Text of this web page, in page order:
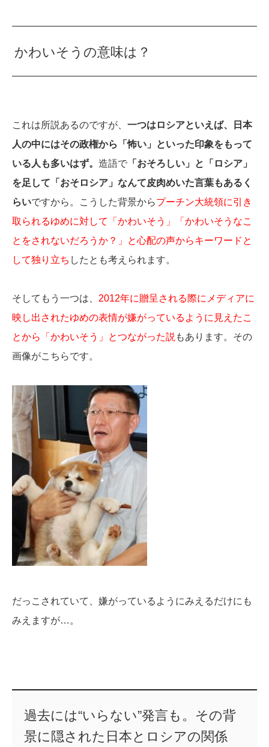
かわいそうの意味は？
これは所説あるのですが、 一つはロシアといえば、日本
人の中にはその政権から「怖い」といった印象をもって
いる人も多いはず。 造語で 「おそろしい」と「ロシア」
を足して「おそロシア」なんて皮肉めいた言葉もあるく
らいですから。こうした背景からプーチン大統領に引き
取られるゆめに対して「かわいそう」「かわいそうなこ
とをされないだろうか？」と心配の声からキーワードと
して独り立ち したとも考えられます。
そしてもう一つは、 2012年に贈呈される際にメディアに
映し出されたゆめの表情が嫌がっているように見えたこ
とから「かわいそう」とつながった説 もあります。その
画像がこちらです。
だっこされていて、嫌がっているようにみえるだけにも
みえますが…。
過去には“いらない”発言も。その背
景に隠された日本とロシアの関係